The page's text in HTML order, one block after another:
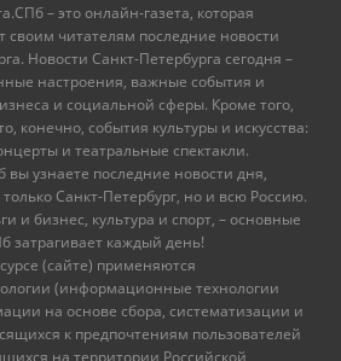
– это онлайн-газета, которая
своим читателям последние новости
Новости Санкт-Петербурга сегодня –
настроения, важные события и
и социальной сферы. Кроме того,
конечно, события культуры и искусства:
и театральные спектакли.
вы узнаете последние новости дня,
Санкт-Петербург, но и всю Россию.
и бизнес, культура и спорт, – основные
затрагивает каждый день!
(сайте) применяются
(информационные технологии
на основе сбора, систематизации и
к предпочтениям пользователей
на территории Российской